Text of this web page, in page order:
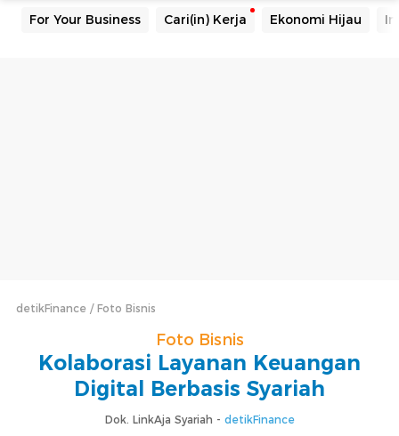
For Your Business Cari(in) Kerja Ekonomi Hijau
detikFinance Foto Bisnis
Foto Bisnis
Kolaborasi Layanan Keuangan
Digital Berbasis Syariah
Dok. LinkAja Syariah - detikFinance